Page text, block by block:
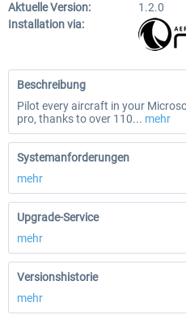
Aktuelle Version:
1.2.0
Installation via:
Beschreibung
Pilot every aircraft in your
pro, thanks to over 110... mehr
Systemanforderungen
mehr
Upgrade-Service
mehr
Versionshistorie
mehr